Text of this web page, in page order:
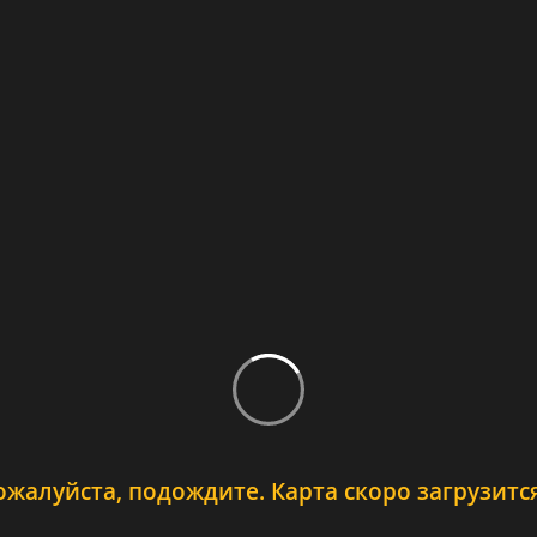
подождите. Карта скоро